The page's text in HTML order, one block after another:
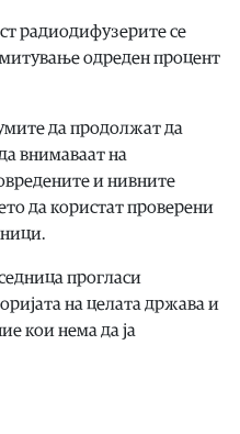
радиодифузерите се
одреден процент
да продолжат да
внимаваат на
и нивните
да користат проверени
прогласи
на целата држава и
кои нема да ја